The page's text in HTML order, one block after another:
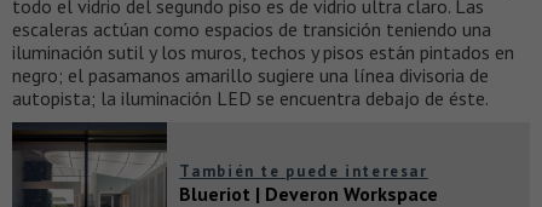
todo el vidrio del segundo piso es de vidrio ultra claro. Las
escaleras actúan como espacios de transición teniendo una
iluminación sutil y los muros, techos y pisos están pintados en
negro; el pasamanos amarillo sugiere una línea divisoria de
autopista; la iluminación LED se encuentra debajo de éste.
También te puede interesar
Blueriot | Deveron Workspace